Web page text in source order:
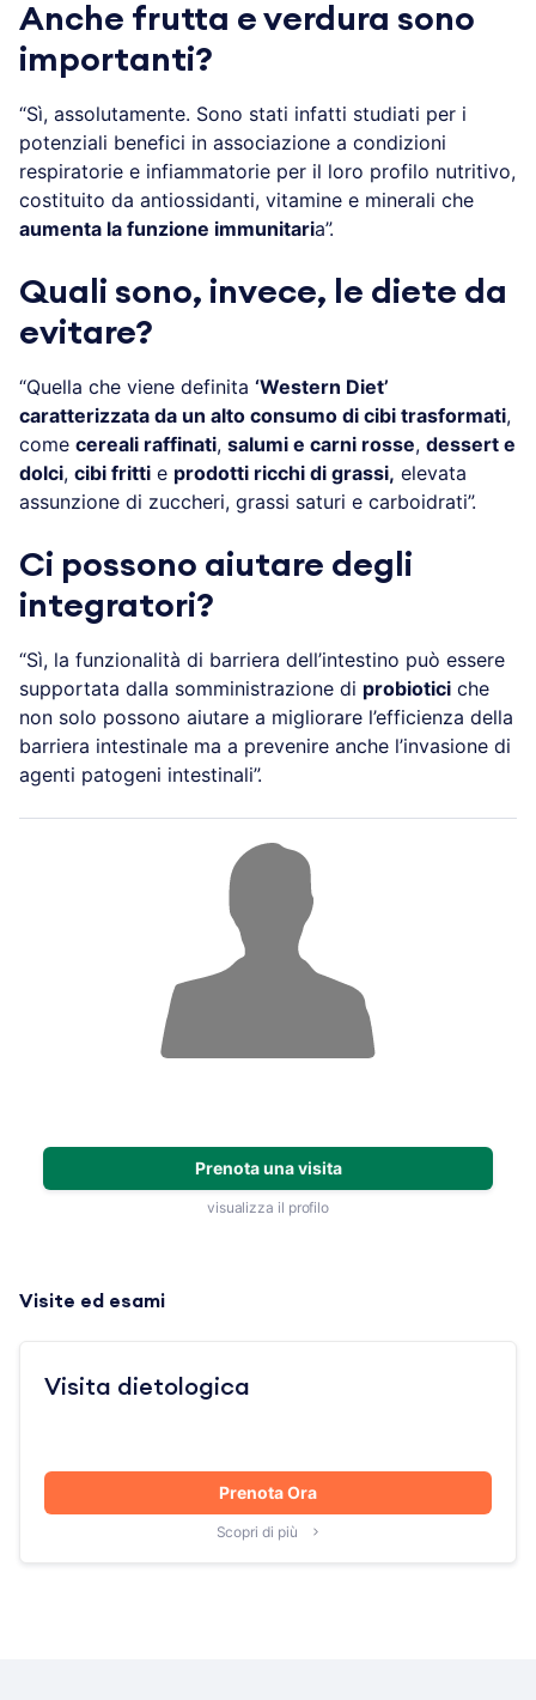
Anche frutta e verdura sono
importanti?
“Sì, assolutamente. Sono stati infatti studiati per i
potenziali benefici in associazione a condizioni
respiratorie e infiammatorie per il loro profilo nutritivo,
costituito da antiossidanti, vitamine e minerali che
aumenta la funzione immunitaria”.
Quali sono, invece, le diete da
evitare?
“Quella che viene definita ‘Western Diet’
caratterizzata da un alto consumo di cibi trasformati,
come cereali raffinati, salumi e carni rosse, dessert e
dolci, cibi fritti e prodotti ricchi di grassi, elevata
assunzione di zuccheri, grassi saturi e carboidrati”.
Ci possono aiutare degli
integratori?
“Sì, la funzionalità di barriera dell’intestino può essere
supportata dalla somministrazione di probiotici che
non solo possono aiutare a migliorare l’efficienza della
barriera intestinale ma a prevenire anche l’invasione di
agenti patogeni intestinali”.
Prenota una visita
visualizza il profilo
Visite ed esami
Visita dietologica
Prenota Ora
Scopri di più